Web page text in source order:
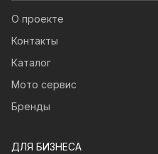
О проекте
Контакты
Каталог
Мото сервис
Бренды
ДЛЯ БИЗНЕСА